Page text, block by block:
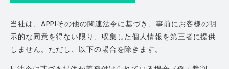
当社は、APPIその他の関連法令に基づき、事前にお客様の明
示的な同意を得ない限り、収集した個人情報を第三者に提供
しません。ただし、以下の場合を除きます。